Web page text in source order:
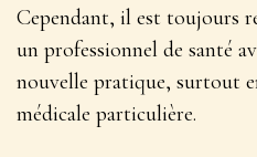
Cependant, il est toujours
un professionnel de santé
nouvelle pratique, surtout
médicale particulière.